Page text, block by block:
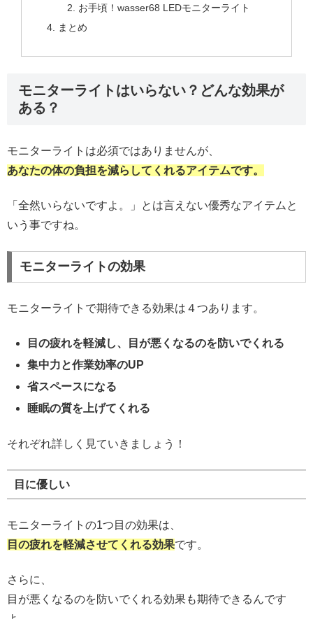
お手頃！wasser68 LEDモニターライト
まとめ
モニターライトはいらない？どんな効果が
ある？
モニターライトは必須ではありませんが、
あなたの体の負担を減らしてくれるアイテムです。
「全然いらないですよ。」とは言えない優秀なアイテムと
いう事ですね。
モニターライトの効果
モニターライトで期待できる効果は４つあります。
目の疲れを軽減し、目が悪くなるのを防いでくれる
集中力と作業効率のUP
省スペースになる
睡眠の質を上げてくれる
それぞれ詳しく見ていきましょう！
目に優しい
モニターライトの1つ目の効果は、
目の疲れを軽減させてくれる効果です。
さらに、
目が悪くなるのを防いでくれる効果も期待できるんです